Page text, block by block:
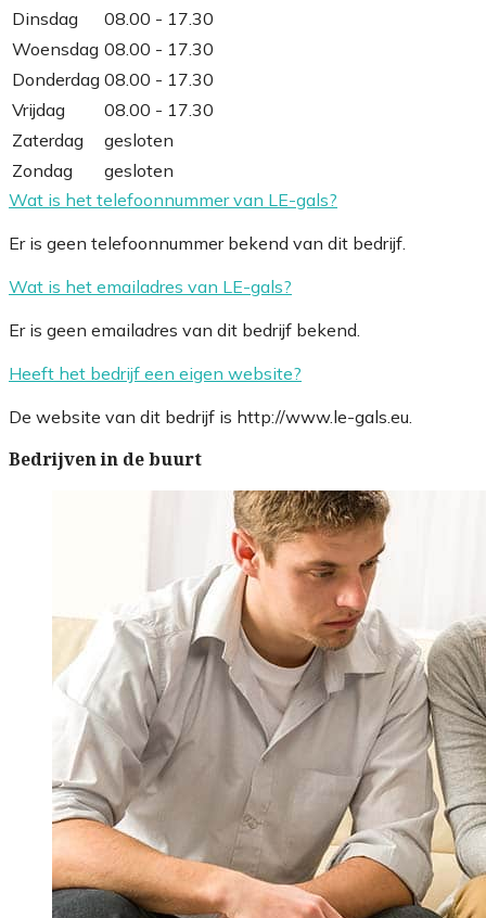
Dinsdag
08.00 - 17.30
Woensdag 08.00 - 17.30
Donderdag 08.00 - 17.30
Vrijdag
08.00 - 17.30
Zaterdag
gesloten
Zondag
gesloten
Wat is het telefoonnummer van LE-gals?
Er is geen telefoonnummer bekend van dit bedrijf.
Wat is het emailadres van LE-gals?
Er is geen emailadres van dit bedrijf bekend.
Heeft het bedrijf een eigen website?
De website van dit bedrijf is http://www.le-gals.eu.
Bedrijven in de buurt